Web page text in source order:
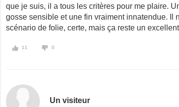
que je suis, il a tous les critères pour me plaire.
gosse sensible et une fin vraiment innatendue. Il
scénario de folie, certe, mais ça reste un
11 0
Un visiteur